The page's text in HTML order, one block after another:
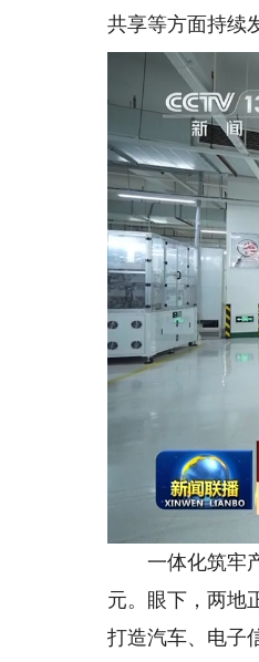
共享等方面持续
一体化筑牢产
元。眼下，两地
打造汽车、电子